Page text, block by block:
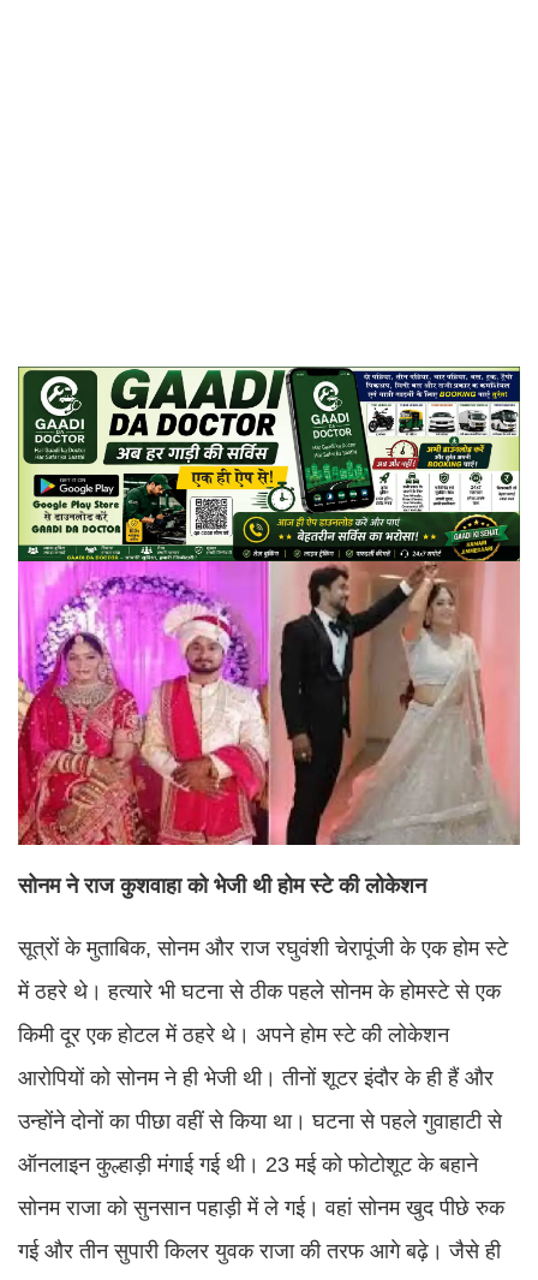
सोनम ने राज कुशवाहा को भेजी थी होम स्टे की लोकेशन
सूत्रों के मुताबिक, सोनम और राज रघुवंशी चेरापूंजी के एक होम स्टे
में ठहरे थे। हत्यारे भी घटना से ठीक पहले सोनम के होमस्टे से एक
किमी दूर एक होटल में ठहरे थे। अपने होम स्टे की लोकेशन
आरोपियों को सोनम ने ही भेजी थी। तीनों शूटर इंदौर के ही हैं और
उन्होंने दोनों का पीछा वहीं से किया था। घटना से पहले गुवाहाटी से
ऑनलाइन कुल्हाड़ी मंगाई गई थी। 23 मई को फोटोशूट के बहाने
सोनम राजा को सुनसान पहाड़ी में ले गई। वहां सोनम खुद पीछे रुक
गई और तीन सुपारी किलर युवक राजा की तरफ आगे बढ़े। जैसे ही